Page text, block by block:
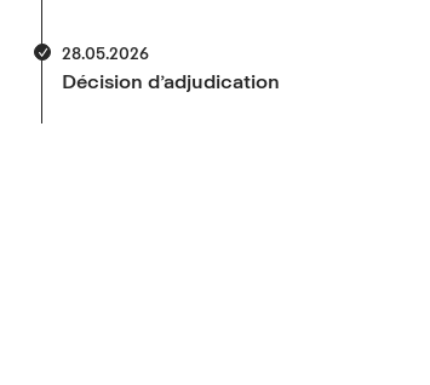
28.05.2026
Décision d’adjudication